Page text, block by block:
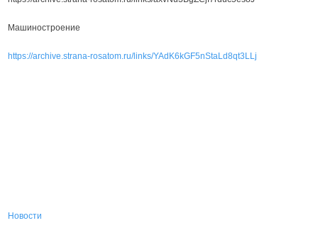
Машиностроение
https://archive.strana-rosatom.ru/links/YAdK6kGF5nStaLd8qt3LLj
Новости